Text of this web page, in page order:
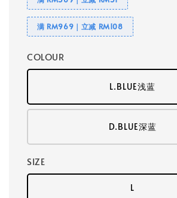
满 RM969｜立减 RM108
COLOUR
L.BLUE浅蓝
D.BLUE深蓝
SIZE
L